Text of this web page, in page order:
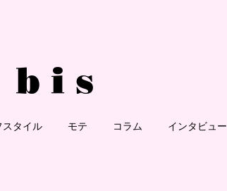
スタイル モテ コラム インタビュー